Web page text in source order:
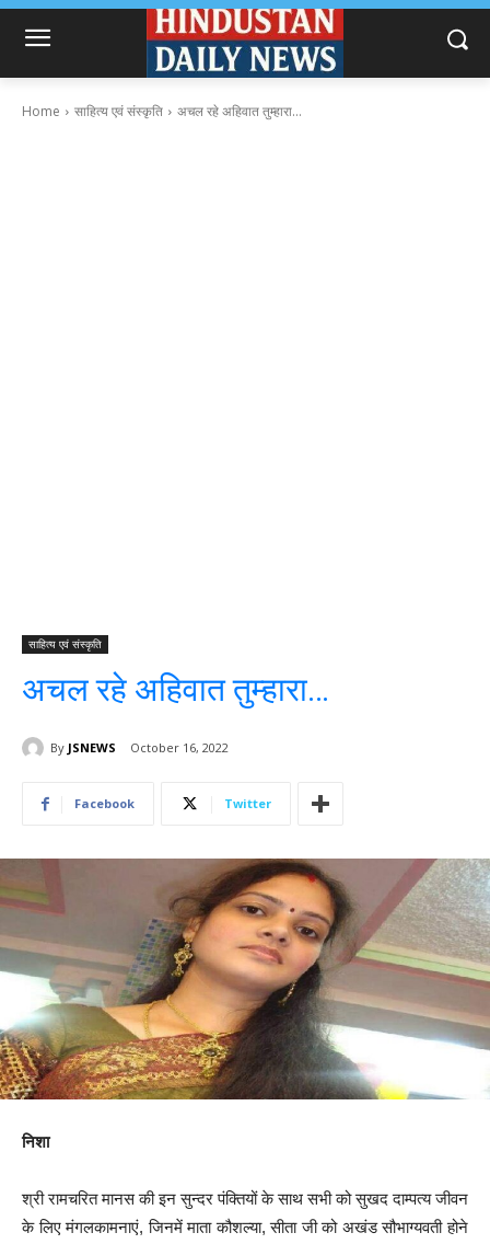
Home साहित्य एवं संस्कृति अचल रहे अहिवात तुम्हारा…
साहित्य एवं संस्कृति
अचल रहे अहिवात तुम्हारा…
By JSNEWS October 16, 2022
Facebook Twitter
निशा
श्री रामचरित मानस की इन सुन्दर पंक्तियों के साथ सभी को सुखद दाम्पत्य जीवन
के लिए मंगलकामनाएं, जिनमें माता कौशल्या, सीता जी को अखंड सौभाग्यवती होने